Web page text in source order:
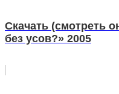
Скачать (смотреть
без усов?» 2005